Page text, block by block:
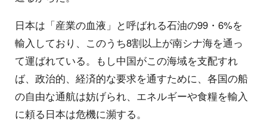
日本は「産業の血液」と呼ばれる石油の99・6%を
輸入しており、このうち8割以上が南シナ海を通っ
て運ばれている。もし中国がこの海域を支配すれ
ば、政治的、経済的な要求を通すために、各国の船
の自由な通航は妨げられ、エネルギーや食糧を輸入
に頼る日本は危機に瀕する。